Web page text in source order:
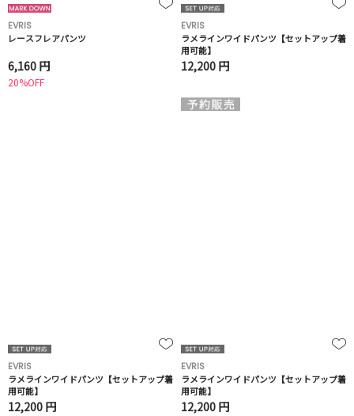
EVRIS
レースフレアパンツ
6,160 円
20%OFF
EVRIS
ラメラインワイドパンツ【セットアップ着
用可能】
12,200 円
EVRIS
ラメラインワイドパンツ【セットアップ着
用可能】
12,200 円
EVRIS
ラメラインワイドパンツ【セットアップ着
用可能】
12,200 円